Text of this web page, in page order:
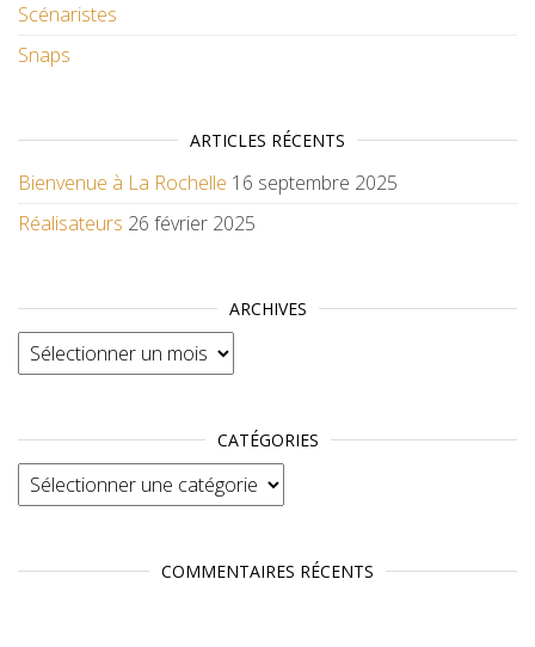
Scénaristes
Snaps
ARTICLES RÉCENTS
Bienvenue à La Rochelle 16 septembre 2025
Réalisateurs 26 février 2025
ARCHIVES
Archives
CATÉGORIES
Catégories
COMMENTAIRES RÉCENTS